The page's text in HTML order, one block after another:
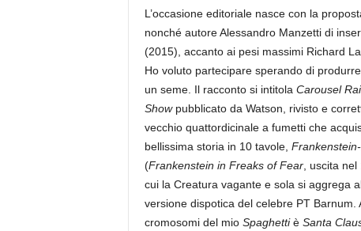
L’occasione editoriale nasce con la
nonché autore Alessandro Manzetti di
(2015), accanto ai pesi massimi Richard
Ho voluto partecipare sperando di
un seme. Il racconto si intitola Carousel
Showpubblicato da Watson, rivisto e
vecchio quattordicinale a fumetti che
bellissima storia in 10 tavole,
(Frankenstein in Freaks of Fear, uscita nel
cui la Creatura vagante e sola si aggrega
versione dispotica del celebre PT
cromosomi del mio Spaghettiè Santa